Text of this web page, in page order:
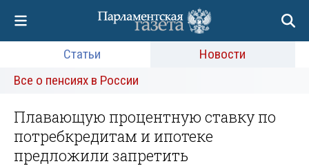
Статьи
Новости
Все о пенсиях в России
Плавающую процентную ставку по
потребкредитам и ипотеке
предложили запретить